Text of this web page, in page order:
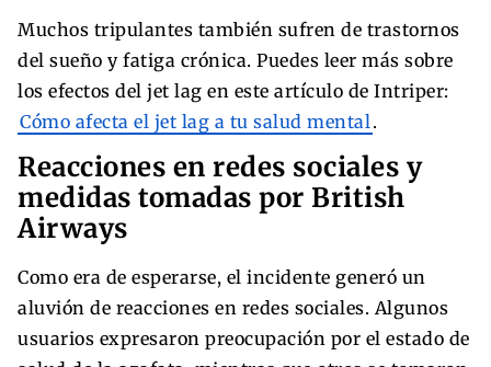
Muchos tripulantes también sufren de trastornos
del sueño y fatiga crónica. Puedes leer más sobre
los efectos del jet lag en este artículo de Intriper:
Cómo afecta el jet lag a tu salud mental .
Reacciones en redes sociales y
medidas tomadas por British
Airways
Como era de esperarse, el incidente generó un
aluvión de reacciones en redes sociales. Algunos
usuarios expresaron preocupación por el estado de